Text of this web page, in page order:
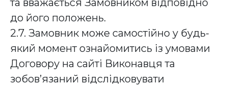
та вважається Замовником відповідно
до його положень.
2.7. Замовник може самостійно у будь-
який момент ознайомитись із умовами
Договору на сайті Виконавця та
зобов’язаний відслідковувати